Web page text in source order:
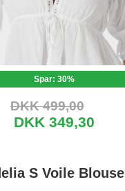
Spar: 30%
DKK 499,00
DKK 349,30
S Voile Blouse